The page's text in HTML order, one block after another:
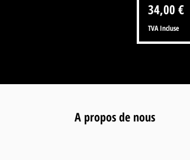
Prix
34,00 €
TVA Incluse
A propos de nous